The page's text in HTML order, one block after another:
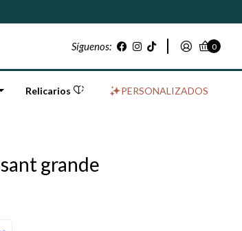
Síguenos: 0
Relicarios PERSONALIZADOS
grande